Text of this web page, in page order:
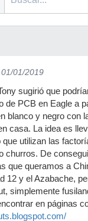
01/2019
sugirió que
de PCB en Eagle a
blanco y negro con
casa. La idea es
que utilizan las
churros. De
que queramos a
12 y el Azabache,
simplemente
en páginas